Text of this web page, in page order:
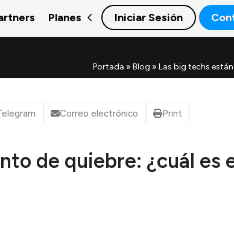
Planes Iniciar Sesión
Portada » Blog » Las big techs
Correo electrónico Print
de quiebre: ¿cuál es